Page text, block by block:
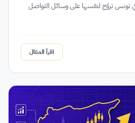
تونس تروّج لنفسها على وسائل التواصل
اقرأ المقال